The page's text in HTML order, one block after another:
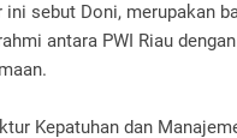
sebut Doni, merupakan
antara PWI Riau
Kepatuhan dan